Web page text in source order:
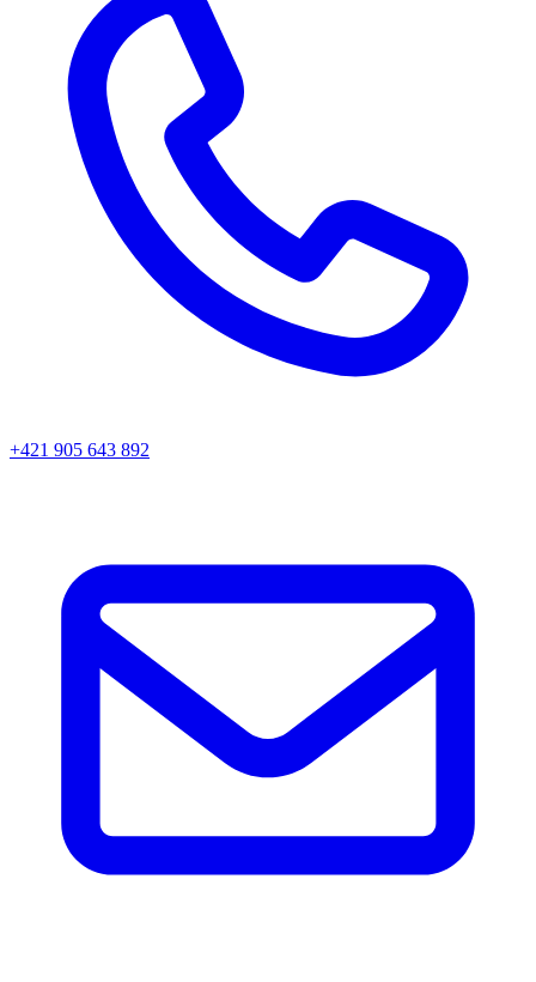
+421 905 643 892